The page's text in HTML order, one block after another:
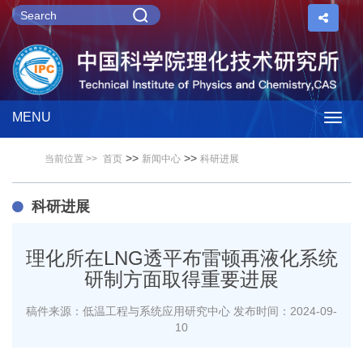
MENU
当前位置 >> 首页 >> 新闻中心 >> 科研进展
科研进展
理化所在LNG透平布雷顿再液化系统
研制方面取得重要进展
稿件来源：低温工程与系统应用研究中心 发布时间：2024-09-
10